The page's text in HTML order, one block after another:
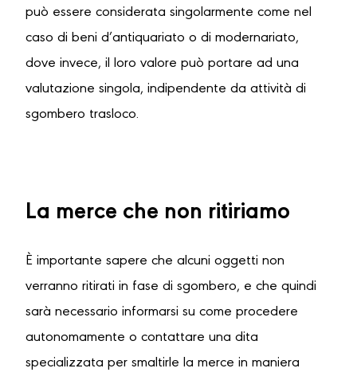
può essere considerata singolarmente come nel
caso di beni d’antiquariato o di modernariato,
dove invece, il loro valore può portare ad una
valutazione singola, indipendente da attività di
sgombero trasloco.
La merce che non ritiriamo
È importante sapere che alcuni oggetti non
verranno ritirati in fase di sgombero, e che quindi
sarà necessario informarsi su come procedere
autonomamente o contattare una dita
specializzata per smaltirle la merce in maniera